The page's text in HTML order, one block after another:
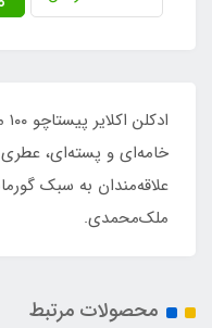
خامه‌ای و پسته‌ای،
علاقه‌مندان به سبک
ملک‌محمدی.
محصولات مرتبط